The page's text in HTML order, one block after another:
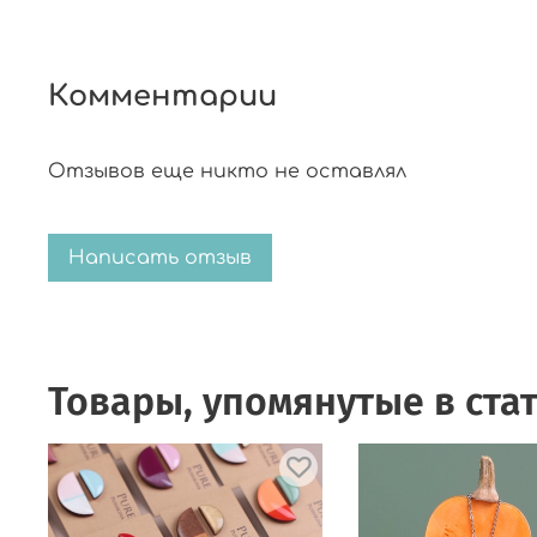
Комментарии
Отзывов еще никто не оставлял
Написать отзыв
Товары, упомянутые в